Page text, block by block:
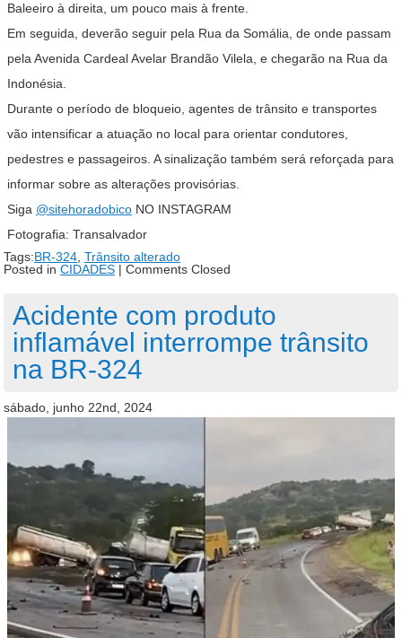
Baleeiro à direita, um pouco mais à frente.
Em seguida, deverão seguir pela Rua da Somália, de onde passam
pela Avenida Cardeal Avelar Brandão Vilela, e chegarão na Rua da
Indonésia.
Durante o período de bloqueio, agentes de trânsito e transportes
vão intensificar a atuação no local para orientar condutores,
pedestres e passageiros. A sinalização também será reforçada para
informar sobre as alterações provisórias.
Siga @sitehoradobico NO INSTAGRAM
Fotografia: Transalvador
Tags:BR-324 Trânsito alterado
Posted in CIDADES | Comments Closed
Acidente com produto
inflamável interrompe trânsito
na BR-324
sábado, junho 22nd, 2024